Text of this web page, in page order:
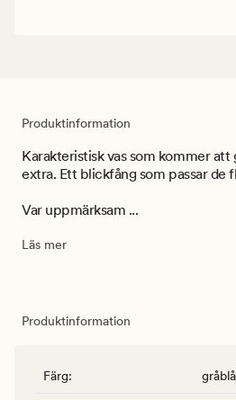
Produktinformation
Karakteristisk vas som kommer att
extra. Ett blickfång som passar de
Var uppmärksam ...
Läs mer
Produktinformation
Färg: gråblå